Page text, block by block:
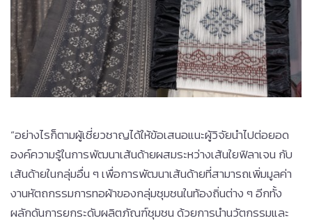
“อย่างไรก็ตามผู้เชี่ยวชาญได้ให้ข้อเสนอแนะผู้วิจัยนำไปต่อยอด
องค์ความรู้ในการพัฒนาเส้นด้ายผสมระหว่างเส้นใยฟิลาเจน กับ
เส้นด้ายในกลุ่มอื่น ๆ เพื่อการพัฒนาเส้นด้ายที่สามารถเพิ่มมูลค่า
งานหัตถกรรมการทอผ้าของกลุ่มชุมชนในท้องถิ่นต่าง ๆ อีกทั้ง
ผลักดันการยกระดับผลิตภัณฑ์ชุมชน ด้วยการนำนวัตกรรมและ